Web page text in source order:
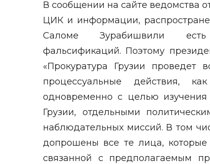
В сообщении на сайте ведомства
ЦИК и информации,
Саломе Зурабишвили есть
фальсификаций. Поэтому
«Прокуратура Грузии проведет
процессуальные действия,
одновременно с целью изучения
Грузии, отдельными
наблюдательных миссий. В том
допрошены все те лица, которые
связанной с предполагаемым